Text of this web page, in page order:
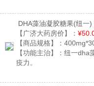
DHA藻油凝胶糖果(纽一)
【广济大药房价】：
【商品规格】：
【功能主治】： 纽一dha
疫力。